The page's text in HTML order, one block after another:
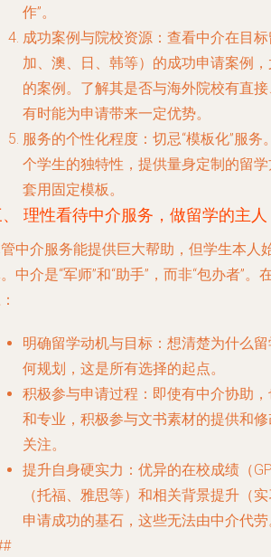
作”。
成功案例与院校资源 ：查看中介在目
加、澳、日、韩等）的成功申请案例
的案例。了解其是否与海外院校有直
有时能为申请带来一定优势。
服务的个性化程度 ：切忌“模板化”服
个学生的独特性，提供量身定制的留
套用固定模板。
理性看待中介服务，做留学的主人
中介服务能提供巨大帮助，但学生本人
中介是“军师”和“助手”，而非“包办者”
明确留学动机与目标 ：想清楚为什么
何规划，这是所有选择的起点。
积极参与申请过程 ：即使有中介协助
和专业，积极参与文书素材的提供和
关注。
提升自身硬实力 ：优异的在校成绩（
（托福、雅思等）和相关背景提升（
申请成功的基石，这些无法由中介代劳